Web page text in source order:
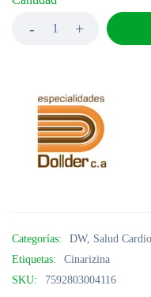
Categorías: DW, Salud
Etiquetas:
Cinarizina
SKU:
7592803004116